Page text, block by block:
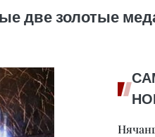
две золотые